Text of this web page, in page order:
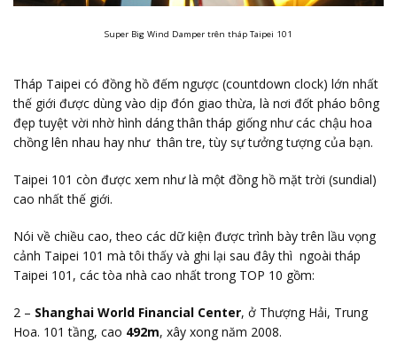
Super Big Wind Damper trên tháp Taipei 101
Tháp Taipei có đồng hồ đếm ngược (countdown clock) lớn nhất
thế giới được dùng vào dịp đón giao thừa, là nơi đốt pháo bông
đẹp tuyệt vời nhờ hình dáng thân tháp giống như các chậu hoa
chồng lên nhau hay như thân tre, tùy sự tưởng tượng của bạn.
Taipei 101 còn được xem như là một đồng hồ mặt trời (sundial)
cao nhất thế giới.
Nói về chiều cao, theo các dữ kiện được trình bày trên lầu vọng
cảnh Taipei 101 mà tôi thấy và ghi lại sau đây thì ngoài tháp
Taipei 101, các tòa nhà cao nhất trong TOP 10 gồm:
2 – Shanghai World Financial Center, ở Thượng Hải, Trung
Hoa. 101 tầng, cao 492m, xây xong năm 2008.